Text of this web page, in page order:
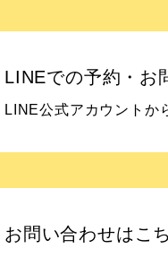
LINEでの予約・お
LINE公式アカウントか
お問い合わせはこ